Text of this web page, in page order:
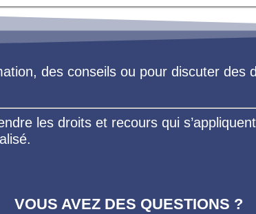
des conseils ou pour discuter
les droits et recours qui
VOUS AVEZ DES QUESTIONS ?